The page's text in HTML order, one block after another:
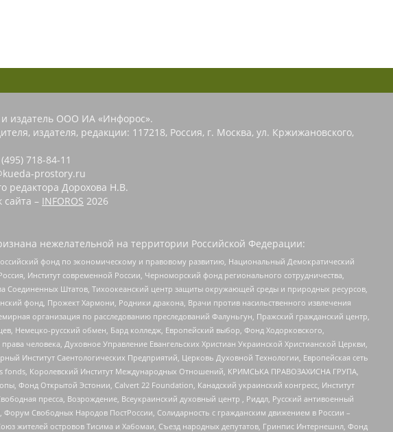
издатель ООО ИА «Инфорос».
издателя, редакции: 117218, Россия, г. Москва, ул. Кржижановского,
718-84-11
prostory.ru
редактора Дорохова Н.В.
сайта – INFOROS 2026
нежелательной на территории Российской Федерации:
фонд по экономическому и правовому развитию, Национальный Демократический
Институт современной России, Черноморский фонд регионального сотрудничества,
Штатов, Тихоокеанский центр защиты окружающей среды и природных ресурсов,
фонд, Прожект Хармони, Родники дракона, Врачи против насильственного извлечения
организация по расследованию преследований Фалуньгун, Пражский гражданский центр,
Немецко-русский обмен, Бард колледж, Европейский выбор, Фонд Ходорковского,
человека, Духовное Управление Евангельских Христиан Украинской Христианской Церкви,
Институт Саентологических Предприятий, Церковь Духовной Технологии, Европейская сеть
Королевский Институт Международных Отношений, КРИМСЬКА ПРАВОЗАХИСНА ГРУПА,
Фонд Открытой Эстонии, Calvert 22 Foundation, Канадский украинский конгресс, Институт
пресса, Возрождение, Всеукраинский духовный центр , Риддл, Русский антивоенный
Свободных Народов ПостРоссии, Солидарность с гражданским движением в России –
жителей островов Тисима и Хабомаи, Съезд народных депутатов, Гринпис Интернешнл, Фонд